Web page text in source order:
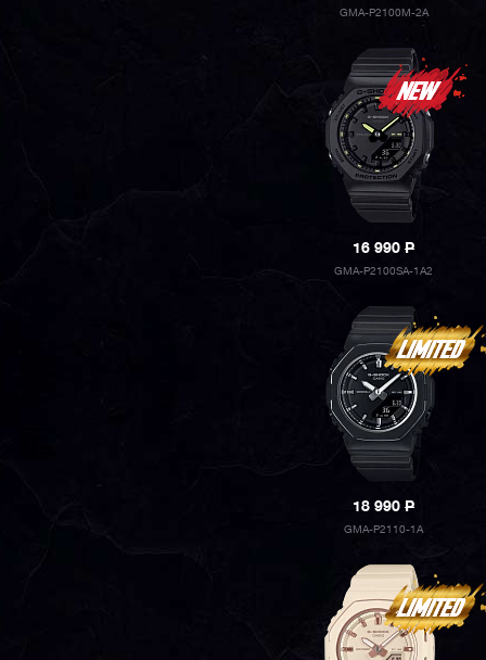
GMA-P2100M-2A
16 990P
GMA-P2100SA-1A2
18 990P
GMA-P2110-1A